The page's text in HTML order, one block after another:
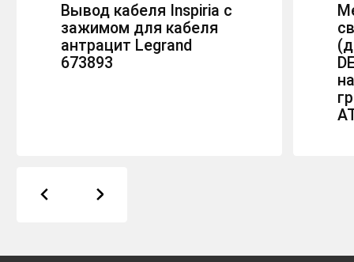
Вывод кабеля Inspiria с
зажимом для кабеля
антрацит Legrand
673893